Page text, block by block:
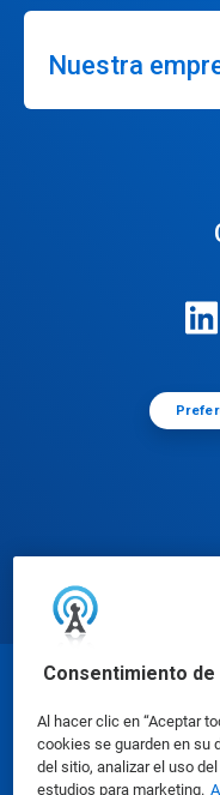
Consentimiento
Al hacer clic en “Aceptar
cookies se guarden en su
del sitio, analizar el uso
estudios para marketing.
Nuestra
Hojas de datos de